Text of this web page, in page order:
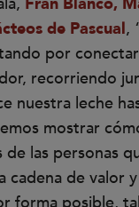
de Pascual,
por
recorriendo
nuestra leche
mostrar
de las personas
cadena de valor